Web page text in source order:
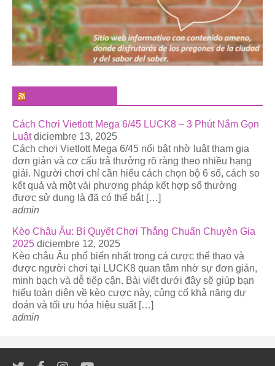
Cách Chơi Vietlott Mega 6/45 LUCK8 – 3 Phút Nắm Gọn
Luật diciembre 13, 2025
Cách chơi Vietlott Mega 6/45 nổi bật nhờ luật tham gia
đơn giản và cơ cấu trả thưởng rõ ràng theo nhiều hạng
giải. Người chơi chỉ cần hiểu cách chọn bộ 6 số, cách so
kết quả và một vài phương pháp kết hợp số thường
được sử dụng là đã có thể bắt […]
admin
Kèo Châu Âu: Bí Quyết Chơi Thắng Chuẩn Chuyên Gia
2025 diciembre 12, 2025
Kèo châu Âu phổ biến nhất trong cá cược thể thao và
được người chơi tại LUCK8 quan tâm nhờ sự đơn giản,
minh bạch và dễ tiếp cận. Bài viết dưới đây sẽ giúp bạn
hiểu toàn diện về kèo cược này, củng cố khả năng dự
đoán và tối ưu hóa hiệu suất […]
admin